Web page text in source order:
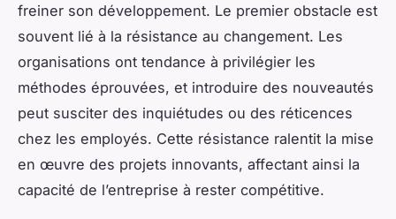
freiner son développement. Le premier obstacle est
souvent lié à la résistance au changement. Les
organisations ont tendance à privilégier les
méthodes éprouvées, et introduire des nouveautés
peut susciter des inquiétudes ou des réticences
chez les employés. Cette résistance ralentit la mise
en œuvre des projets innovants, affectant ainsi la
capacité de l’entreprise à rester compétitive.